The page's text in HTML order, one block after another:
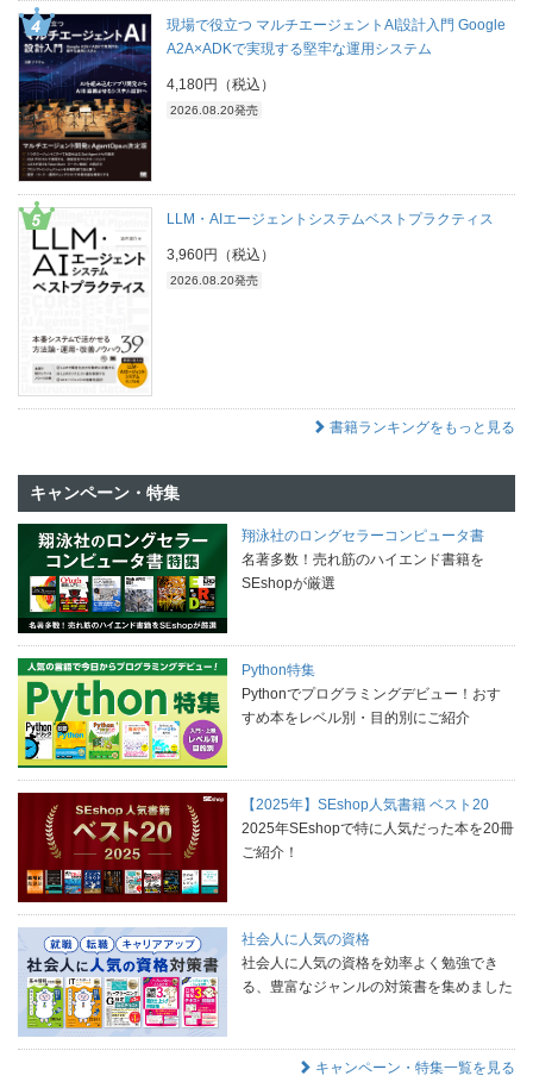
現場で役立つ マルチエージェントAI設計入門 Google
A2A×ADKで実現する堅牢な運用システム
4,180円（税込）
2026.08.20発売
LLM・AIエージェントシステムベストプラクティス
3,960円（税込）
2026.08.20発売
書籍ランキングをもっと見る
キャンペーン・特集
翔泳社のロングセラーコンピュータ書
名著多数！売れ筋のハイエンド書籍を
SEshopが厳選
Python特集
Pythonでプログラミングデビュー！おす
すめ本をレベル別・目的別にご紹介
【2025年】SEshop人気書籍 ベスト20
2025年SEshopで特に人気だった本を20冊
ご紹介！
社会人に人気の資格
社会人に人気の資格を効率よく勉強でき
る、豊富なジャンルの対策書を集めました
キャンペーン・特集一覧を見る